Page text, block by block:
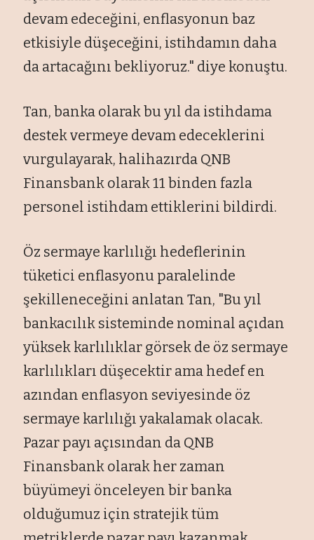
devam edeceğini, enflasyonun baz
etkisiyle düşeceğini, istihdamın daha
da artacağını bekliyoruz." diye konuştu.
Tan, banka olarak bu yıl da istihdama
destek vermeye devam edeceklerini
vurgulayarak, halihazırda QNB
Finansbank olarak 11 binden fazla
personel istihdam ettiklerini bildirdi.
Öz sermaye karlılığı hedeflerinin
tüketici enflasyonu paralelinde
şekilleneceğini anlatan Tan, "Bu yıl
bankacılık sisteminde nominal açıdan
yüksek karlılıklar görsek de öz sermaye
karlılıkları düşecektir ama hedef en
azından enflasyon seviyesinde öz
sermaye karlılığı yakalamak olacak.
Pazar payı açısından da QNB
Finansbank olarak her zaman
büyümeyi önceleyen bir banka
olduğumuz için stratejik tüm